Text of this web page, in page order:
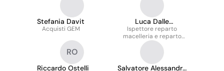
Stefania Davit
Acquisti GEM
Luca Dalle
Carbonare
Ispettore reparto
macelleria e reparto
latticini e salumi
RO
Riccardo Ostelli
Salvatore Alessandro